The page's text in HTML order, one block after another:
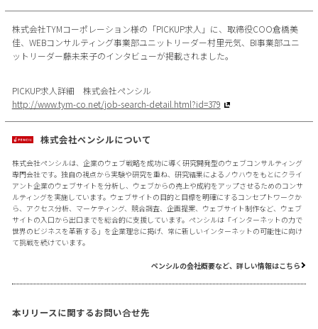
株式会社TYMコーポレーション様の「PICKUP求人」に、取締役COO倉橋美
佳、WEBコンサルティング事業部ユニットリーダー村里元気、BI事業部ユニ
ットリーダー藤未来子のインタビューが掲載されました。
PICKUP求人詳細 株式会社ペンシル
http://www.tym-co.net/job-search-detail.html?id=379
株式会社ペンシルについて
株式会社ペンシルは、企業のウェブ戦略を成功に導く研究開発型のウェブコンサルティング
専門会社です。独自の視点から実験や研究を重ね、研究結果によるノウハウをもとにクライ
アント企業のウェブサイトを分析し、ウェブからの売上や成約をアップさせるためのコンサ
ルティングを実施しています。ウェブサイトの目的と目標を明確にするコンセプトワークか
ら、アクセス分析、マーケティング、競合調査、企画提案、ウェブサイト制作など、ウェブ
サイトの入口から出口までを総合的に支援しています。ペンシルは「インターネットの力で
世界のビジネスを革新する」を企業理念に掲げ、常に新しいインターネットの可能性に向け
て挑戦を続けています。
ペンシルの会社概要など、詳しい情報はこちら
本リリースに関するお問い合せ先